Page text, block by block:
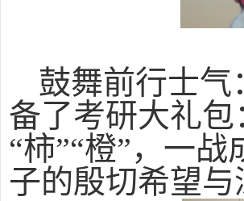
鼓舞前行士气
备了考研大礼
“柿”“橙”，一
子的殷切希望